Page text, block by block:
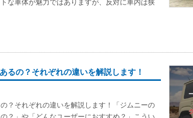
な車体が魅力ではありますが、反対に車内は狭
るの？それぞれの違いを解説します！
？それぞれの違いを解説します！「ジムニーの